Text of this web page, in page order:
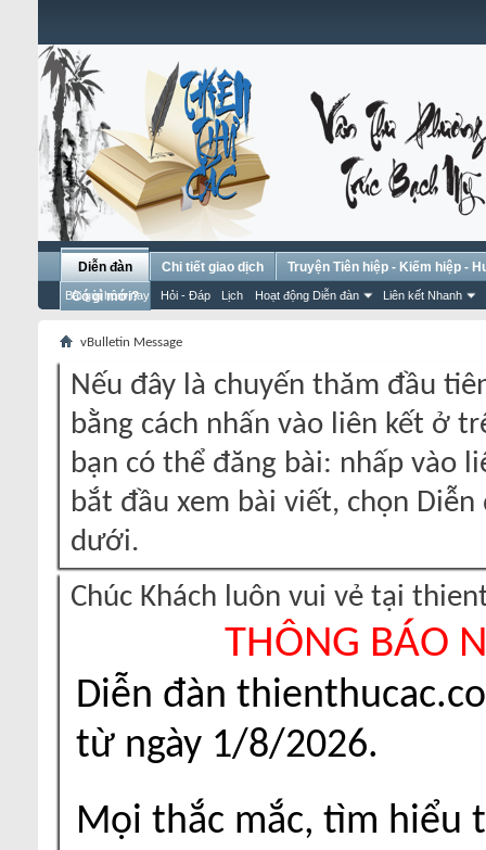
Diễn đàn
Bài gửi hôm nay Hỏi - Đáp Lịch Hoạt động Diễn đàn Liên kết Nhanh
Chi tiết giao dịch
Truyện Tiên hiệp - Kiếm hiệp -
Có gì mới?
vBulletin Message
Nếu đây là chuyến thăm đầu
bằng cách nhấn vào liên kết ở
bạn có thể đăng bài: nhấp vào
bắt đầu xem bài viết, chọn
dưới.
Chúc Khách luôn vui vẻ tại
THÔNG BÁO
Diễn đàn
từ ngày 1/8/2026.
Mọi thắc mắc, tìm hiểu